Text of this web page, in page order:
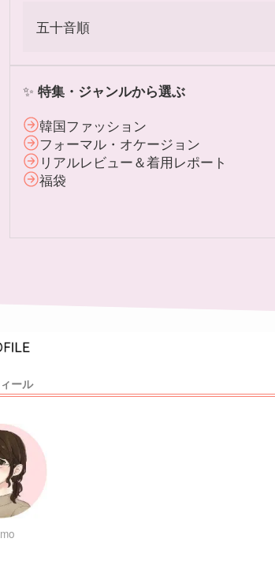
五十音順
✨ 特集・ジャンルから選ぶ
韓国ファッション
フォーマル・オケージョン
リアルレビュー＆着用レポート
福袋
ール